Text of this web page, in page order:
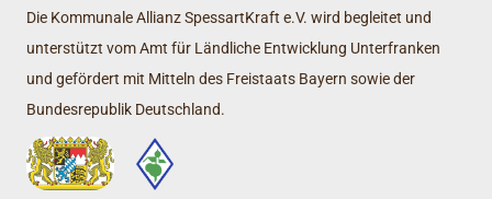
Die Kommunale Allianz SpessartKraft e.V. wird begleitet und
unterstützt vom Amt für Ländliche Entwicklung Unterfranken
und gefördert mit Mitteln des Freistaats Bayern sowie der
Bundesrepublik Deutschland.